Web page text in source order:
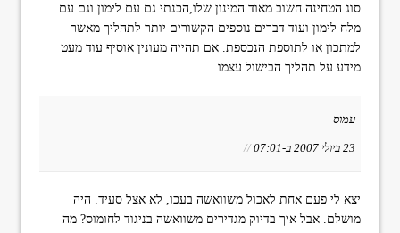
סוג הטחינה חשוב מאוד המינון שלו,הכנתי גם עם לימון וגם עם
מלח לימון ועוד דברים נוספים הקשורים יותר לתהליך מאשר
למתכון או לתוספת הנכספת. אם תהייה מעונין אוסיף עוד מעט
מידע על תהליך הבישול עצמו.
עמוס
23 ביולי 2007 ב-07:01 //
יצא לי פעם אחת לאכול משוואשה בעכו, לא אצל סעיד. היה
מושלם. אבל איך בדיוק מגדירים משוואשה בניגוד לחומוס? מה